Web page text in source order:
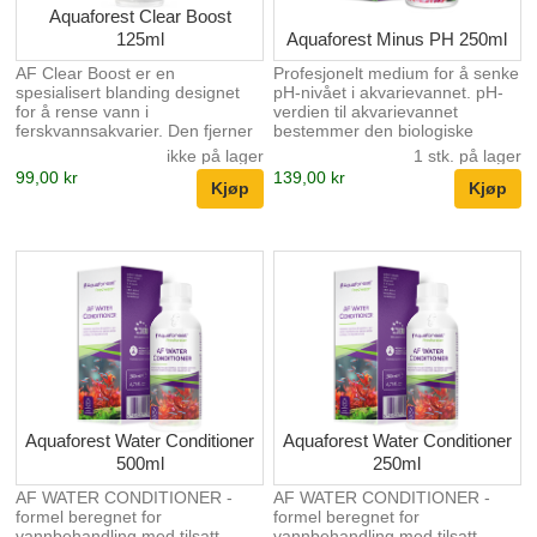
Aquaforest Clear Boost
125ml
AF Clear Boost er en
spesialisert blanding designet
for å rense vann i
ferskvannsakvarier. Den fjerner
urenheter som forårsaker
uklarhet i vannet. Den fjerner
raskt og effektivt uønskede
turbiditet og gjør vannet
skader ikke fisk, planter eller
andre vannlevende dyr. Etter
dosering kan det oppstå en
kortvarig hvitfarging av vannet,
noe som gjør at skitten partikler
akkumuleres til større.
Sammensatte urenheter vil d...
ikke på lager
99,00 kr
Aquaforest Minus PH 250ml
Profesjonelt medium for å senke
pH-nivået i akvarievannet. pH-
verdien til akvarievannet
bestemmer den biologiske
balansen i akvariet, så den bør
være så nær naturlig som mulig.
Fiskearter fra Amazonas-elven,
hvor pH i vannet er 5,5-6,5,
enkel måte. Den optimale pH-
verdien gir solid grunn for
reproduksjon og påvirker fiskens
generelle tilstand positivt.
Perfekte forhold oppnådd takket
være AF pH Minus gjør det
mulig å unng...
1 stk. på lager
139,00 kr
Aquaforest Water Conditioner
500ml
AF WATER CONDITIONER -
formel beregnet for
Aquaforest Water Conditioner
250ml
AF WATER CONDITIONER -
formel beregnet for